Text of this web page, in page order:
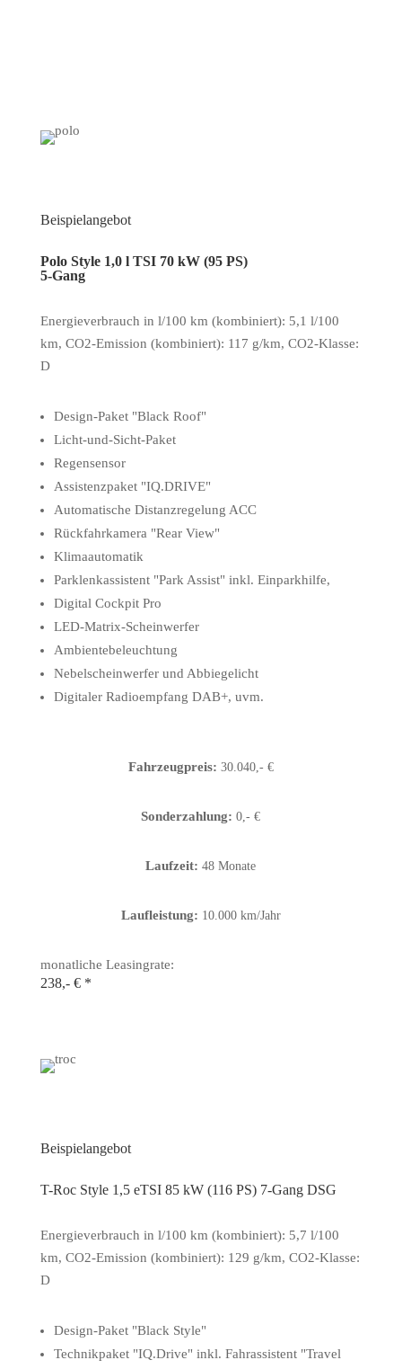
Beispielangebot
Polo Style 1,0 l TSI 70 kW (95 PS)
5-Gang
Energieverbrauch in l/100 km (kombiniert): 5,1 l/100
km, CO2-Emission (kombiniert): 117 g/km, CO2-Klasse:
D
Design-Paket "Black Roof"
Licht-und-Sicht-Paket
Regensensor
Assistenzpaket "IQ.DRIVE"
Automatische Distanzregelung ACC
Rückfahrkamera "Rear View"
Klimaautomatik
Parklenkassistent "Park Assist" inkl. Einparkhilfe,
Digital Cockpit Pro
LED-Matrix-Scheinwerfer
Ambientebeleuchtung
Nebelscheinwerfer und Abbiegelicht
Digitaler Radioempfang DAB+, uvm.
Fahrzeugpreis: 30.040,- €
Sonderzahlung:0,- €
Laufzeit:48 Monate
Laufleistung: 10.000 km/Jahr
monatliche Leasingrate:
238,- € *
Beispielangebot
T-Roc Style 1,5 eTSI 85 kW (116 PS) 7-Gang DSG
Energieverbrauch in l/100 km (kombiniert): 5,7 l/100
km, CO2-Emission (kombiniert): 129 g/km, CO2-Klasse:
D
Design-Paket "Black Style"
Technikpaket "IQ.Drive" inkl. Fahrassistent "Travel